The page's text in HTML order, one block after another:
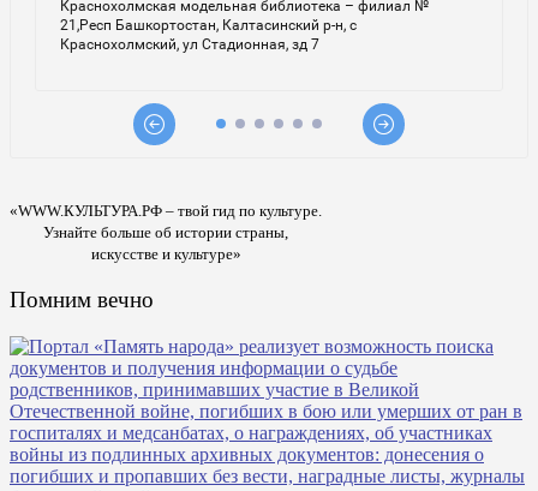
«WWW.КУЛЬТУРА.РФ – твой гид по культуре.
Узнайте больше об истории страны,
искусстве и культуре»
Помним вечно